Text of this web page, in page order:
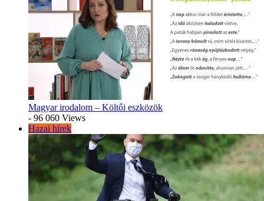
Magyar irodalom – Költői eszközök
- 96 060 Views
Hazai hírek